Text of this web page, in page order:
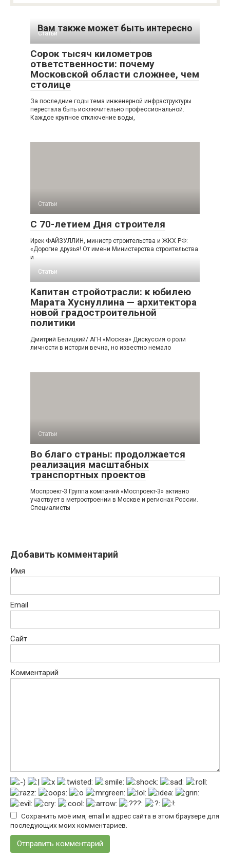
Вам также может быть интересно
Статьи
Сорок тысяч километров
ответственности: почему
Московской области сложнее, чем
столице
За последние годы тема инженерной инфраструктуры
перестала быть исключительно профессиональной.
Каждое крупное отключение воды,
Статьи
С 70-летием Дня строителя
Ирек ФАЙЗУЛЛИН, министр строительства и ЖКХ РФ:
«Дорогие друзья! От имени Министерства строительства
и
Статьи
Капитан стройотрасли: к юбилею
Марата Хуснуллина — архитектора
новой градостроительной
политики
Дмитрий Белицкий/ АГН «Москва» Дискуссия о роли
личности в истории вечна, но известно немало
Статьи
Во благо страны: продолжается
реализация масштабных
транспортных проектов
Моспроект-3 Группа компаний «Моспроект-3» активно
участвует в метростроении в Москве и регионах России.
Специалисты
Добавить комментарий
Имя
Email
Сайт
Комментарий
Сохранить моё имя, email и адрес сайта в этом браузере для
последующих моих комментариев.